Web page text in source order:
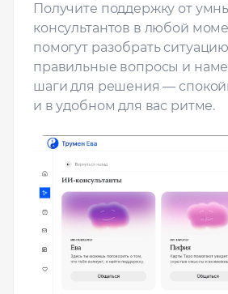
Получите поддержку от
консультантов в любой
помогут разобрать
правильные вопросы и
шаги для решения —
и в удобном для вас ритме.